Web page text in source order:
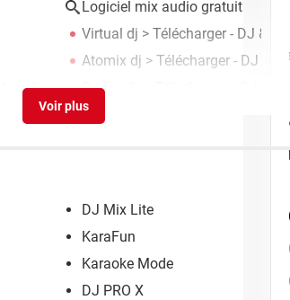
Logiciel mix audio gratuit
Virtual dj > Télécharger - DJ &
Atomix dj > Télécharger - DJ &
audio DJ Facile
DJ Mix Lite
KaraFun
Karaoke Mode
DJ PRO X